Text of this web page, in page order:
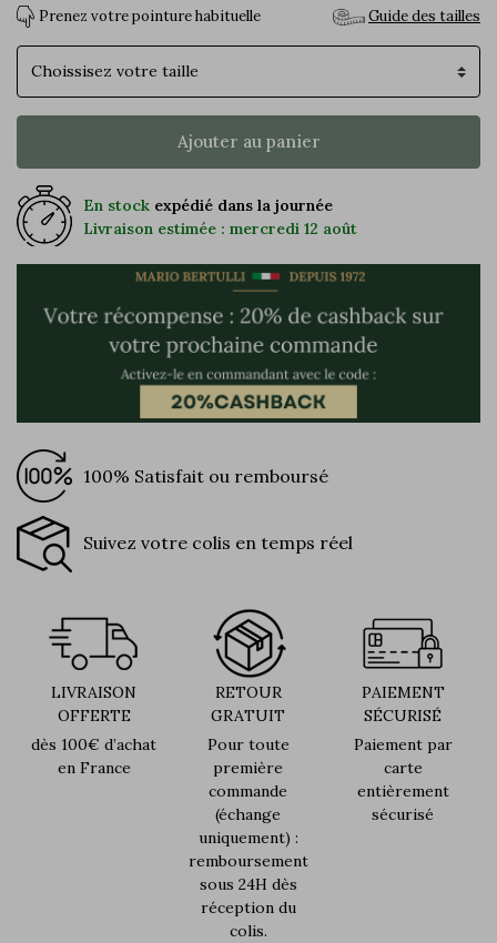
Prenez votre pointure habituelle Guide des tailles
Pointure
Ajouter au panier
En stock expédié dans la journée
Livraison estimée : mercredi 12 août
100% Satisfait ou remboursé
Suivez votre colis en temps réel
LIVRAISON
OFFERTE
dès 100€ d’achat
en France
RETOUR
GRATUIT
Pour toute
première
commande
(échange
uniquement) :
remboursement
sous 24H dès
réception du
colis.
PAIEMENT
SÉCURISÉ
Paiement par
carte
entièrement
sécurisé